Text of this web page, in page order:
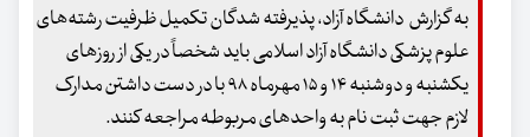
به گزارش دانشگاه آزاد، پذیرفته شدگان تکمیل ظرفیت رشته‌های
علوم پزشکی دانشگاه آزاد اسلامی باید شخصاً در یکی از روزهای
یکشنبه و دوشنبه ۱۴ و ۱۵ مهرماه ۹۸ با در دست داشتن مدارک
لازم جهت ثبت نام به واحدهای مربوطه مراجعه کنند.